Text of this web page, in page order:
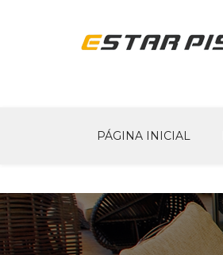
PÁGINA INICIAL